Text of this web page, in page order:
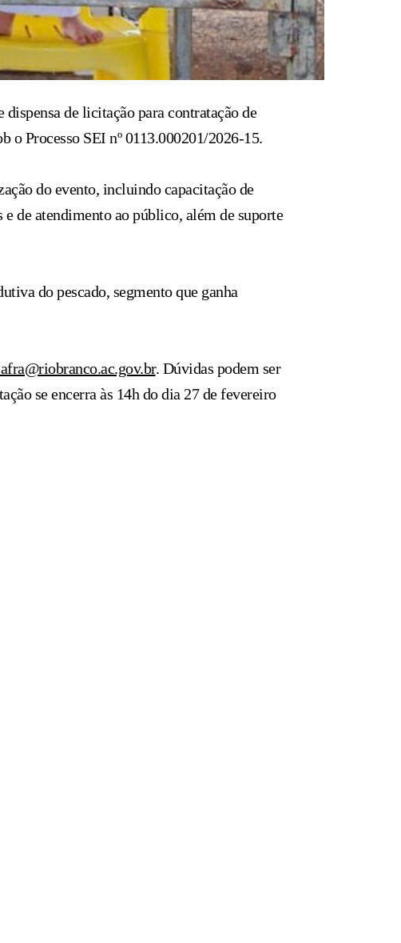
de licitação para contratação de
o Processo SEI nº 0113.000201/2026-15.
do evento, incluindo capacitação de
de atendimento ao público, além de suporte
do pescado, segmento que ganha
. Dúvidas podem ser
se encerra às 14h do dia 27 de fevereiro